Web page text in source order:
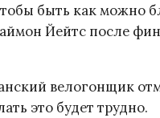
быть как можно
Йейтс после
велогонщик
это будет трудно.